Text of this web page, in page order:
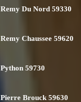
Du Nord 59330
Chaussee 59620
59730
Brouck 59630